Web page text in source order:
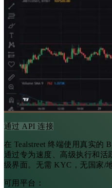
通过 API 连接
在 Tealstreet 终端使用真实的
通过专为速度、高级执行和活
级界面。无需 KYC，无国家/
可用平台：